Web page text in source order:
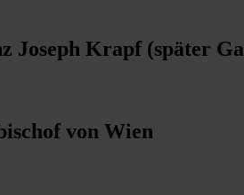
Krapf (später
von Wien